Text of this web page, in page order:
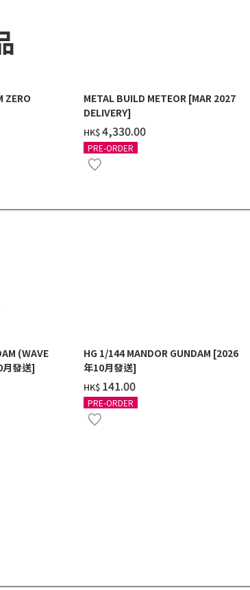
ZERO
年12月發送]
METAL BUILD METEOR [MAR 2027
DELIVERY]
HK$‌4,330.00
PRE-ORDER
(WAVE
月發送]
HG 1/144 MANDOR GUNDAM [2026
年10月發送]
HK$ ‌141.00
PRE-ORDER